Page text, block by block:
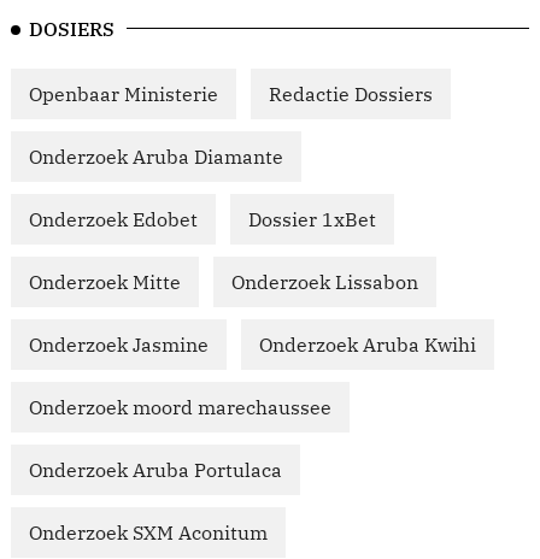
DOSIERS
Openbaar Ministerie Redactie Dossiers
Onderzoek Aruba Diamante
Onderzoek Edobet Dossier 1xBet
Onderzoek Mitte Onderzoek Lissabon
Onderzoek Jasmine Onderzoek Aruba Kwihi
Onderzoek moord marechaussee
Onderzoek Aruba Portulaca
Onderzoek SXM Aconitum